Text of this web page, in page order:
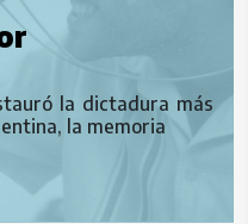
la dictadura más
la memoria